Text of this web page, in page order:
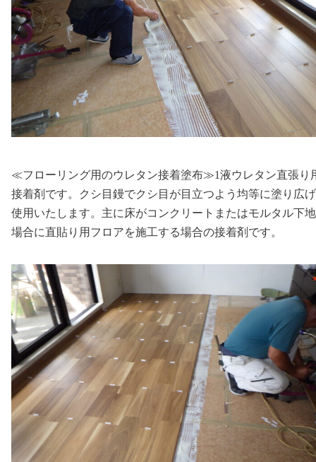
≪フローリング用のウレタン接着塗布≫1液ウレタン直張り
接着剤です。クシ目鏝でクシ目が目立つよう均等に塗り広
使用いたします。主に床がコンクリートまたはモルタル下
場合に直貼り用フロアを施工する場合の接着剤です。